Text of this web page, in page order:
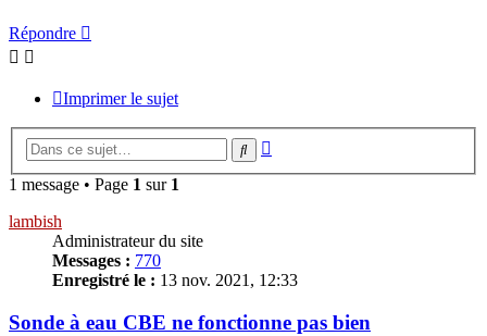
Répondre
Imprimer le sujet
Rechercher
1 message • Page 1 sur 1
lambish
Administrateur du site
Messages : 770
Enregistré le : 13 nov. 2021, 12:33
Sonde à eau CBE ne fonctionne pas bien